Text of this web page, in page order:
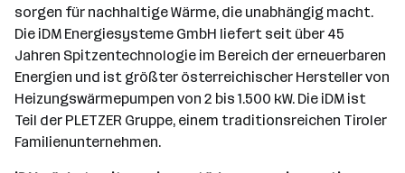
sorgen für nachhaltige Wärme, die unabhängig macht.
Die iDM Energiesysteme GmbH liefert seit über 45
Jahren Spitzentechnologie im Bereich der erneuerbaren
Energien und ist größter österreichischer Hersteller von
Heizungswärmepumpen von 2 bis 1.500 kW. Die iDM ist
Teil der PLETZER Gruppe, einem traditionsreichen Tiroler
Familienunternehmen.